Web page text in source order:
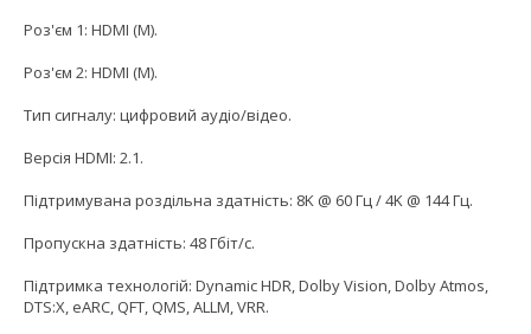
Роз'єм 1: HDMI (M).
Роз'єм 2: HDMI (M).
Тип сигналу: цифровий аудіо/відео.
Версія HDMI: 2.1.
Підтримувана роздільна здатність: 8K @ 60 Гц / 4K @ 144 Гц.
Пропускна здатність: 48 Гбіт/с.
Підтримка технологій: Dynamic HDR, Dolby Vision, Dolby Atmos,
DTS:X, eARC, QFT, QMS, ALLM, VRR.